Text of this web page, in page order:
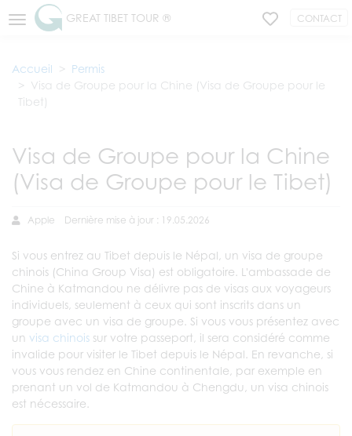
GREAT TIBET TOUR ® CONTACT
Accueil
Permis
Visa de Groupe pour la Chine (Visa de Groupe pour le
Tibet)
Visa de Groupe pour la Chine
(Visa de Groupe pour le Tibet)
Apple Dernière mise à jour : 19.05.2026
Si vous entrez au Tibet depuis le Népal, un visa de groupe
chinois (China Group Visa) est obligatoire. L'ambassade de
Chine à Katmandou ne délivre pas de visas aux voyageurs
individuels, seulement à ceux qui sont inscrits dans un
groupe avec un visa de groupe. Si vous vous présentez avec
un visa chinois sur votre passeport, il sera considéré comme
invalide pour visiter le Tibet depuis le Népal. En revanche, si
vous vous rendez en Chine continentale, par exemple en
prenant un vol de Katmandou à Chengdu, un visa chinois
est nécessaire.